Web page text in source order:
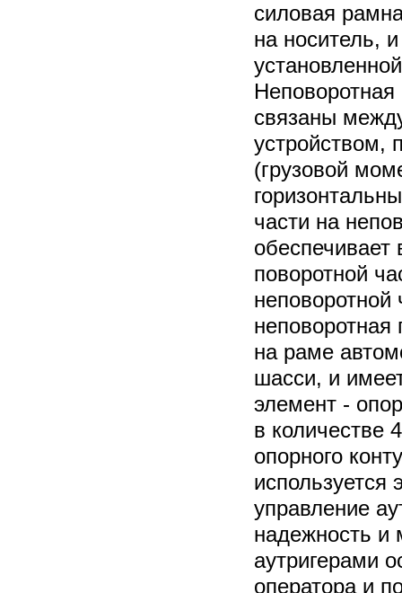
силовая
на носитель,
Неповоротная
связаны
устройством,
(грузовой
части на
поворотной
на раме
шасси, и
элемент -
в количестве
опорного
используется
управление
надежность и
аутригерами
оператора и